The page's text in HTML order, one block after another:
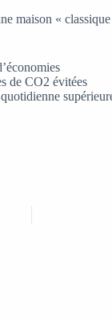
maison «
de CO2 évitées